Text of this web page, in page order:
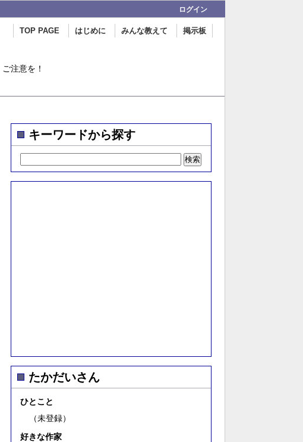
ログイン
掲示板
みんな教えて
はじめに
TOP PAGE
注意を！
キーワードから探す
たかだいさん
ひとこと
（未登録）
好きな作家